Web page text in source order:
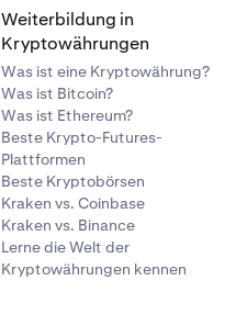
Weiterbildung in
Kryptowährungen
Was ist eine Kryptowährung?
Was ist Bitcoin?
Was ist Ethereum?
Beste Krypto-Futures-
Plattformen
Beste Kryptobörsen
Kraken vs. Coinbase
Kraken vs. Binance
Lerne die Welt der
Kryptowährungen kennen